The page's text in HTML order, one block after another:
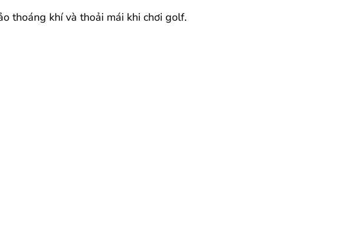
thoáng khí và thoải mái khi chơi golf.